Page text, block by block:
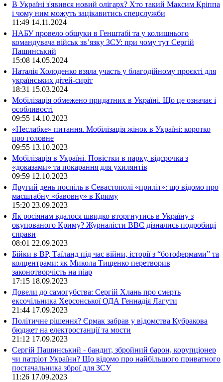
В Україні з'явився новий олігарх? Хто такий Максим Кріппа
і чому ним можуть зацікавитись спецслужби
11:49 14.11.2024
НАБУ провело обшуки в Генштабі та у колишнього
командувача військ зв’язку ЗСУ: при чому тут Сергій
Пашинський
15:08 14.05.2024
Наталія Холоденко взяла участь у благодійному проєкті для
українських дітей-сиріт
18:31 15.03.2024
Мобілізація обмежено придатних в Україні. Що це означає і
особливості
09:55 14.10.2023
«Неслабке» питання. Мобілізація жінок в Україні: коротко
про головне
09:55 13.10.2023
Мобілізація в Україні. Повістки в парку, відсрочка з
«доказами» та покарання для ухилянтів
09:59 12.10.2023
Другий день поспіль в Севастополі «приліт»: що відомо про
масштабну «бавовну» в Криму
15:20 23.09.2023
Як росіянам вдалося швидко вторгнутись в Україну з
окупованого Криму? Журналісти ВВС дізнались подробиці
справи
08:01 22.09.2023
Бійки в ВР, Таїланд під час війни, історії з “ботофермами” та
колцентрами: як Микола Тищенко перетворив
законотворчість на піар
17:15 18.09.2023
Довели до самогубства: Сергій Хлань про смерть
ексочільника Херсонської ОДА Геннадія Лагути
21:44 17.09.2023
Політичне рішення? Єрмак забрав у відомства Кубракова
бюджет на електростанції та мости
21:12 17.09.2023
Сергій Пашинський - бандит, збройний барон, корупціонер
чи патріот України? Що відомо про найбільшого приватного
постачальника зброї для ЗСУ
11:26 17.09.2023